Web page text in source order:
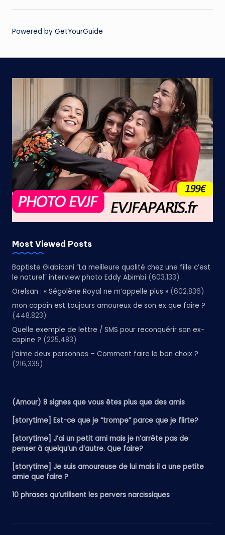
Powered by GetYourGuide
Most Viewed Posts
Baptiste Giabiconi “La meilleure qualité chez une fille c’est
le naturel” interview photo Eddy Abimbi (603,133)
Orelsan : « Ségolène Royal ne m’appelle plus » (602,836)
mon copain est toujours amoureux de son ex que faire ?
(448,823)
Quelle exemple de lettre / SMS pour reconquérir son ex-
copine ? (225,483)
j’aime deux personnes – Comment faire le bon choix ?
(216,335)
(Amour) 8 signes que vous êtes plus que des amis
[storytime] Est-ce que je “trompe” parce que je flirte?
[storytime] J’ai un petit ami mais je n’arrête pas de
penser à quelqu’un d’autre. Que faire?
[storytime] Je suis amoureuse de lui mais il a une petite
amie que faire ?
10 phrases qu’utilisent les pervers narcissiques